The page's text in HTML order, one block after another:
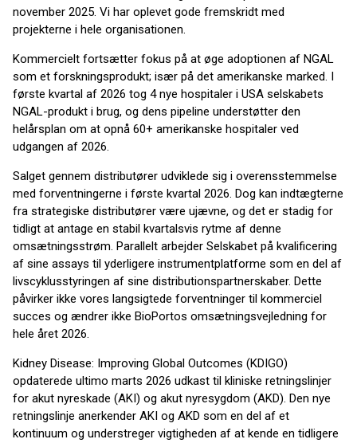
november 2025. Vi har oplevet gode fremskridt med
projekterne i hele organisationen.
Kommercielt fortsætter fokus på at øge adoptionen af NGAL
som et forskningsprodukt; især på det amerikanske marked. I
første kvartal af 2026 tog 4 nye hospitaler i USA selskabets
NGAL-produkt i brug, og dens pipeline understøtter den
helårsplan om at opnå 60+ amerikanske hospitaler ved
udgangen af 2026.
Salget gennem distributører udviklede sig i overensstemmelse
med forventningerne i første kvartal 2026. Dog kan indtægterne
fra strategiske distributører være ujævne, og det er stadig for
tidligt at antage en stabil kvartalsvis rytme af denne
omsætningsstrøm. Parallelt arbejder Selskabet på kvalificering
af sine assays til yderligere instrumentplatforme som en del af
livscyklusstyringen af sine distributionspartnerskaber. Dette
påvirker ikke vores langsigtede forventninger til kommerciel
succes og ændrer ikke BioPortos omsætningsvejledning for
hele året 2026.
Kidney Disease: Improving Global Outcomes (KDIGO)
opdaterede ultimo marts 2026 udkast til kliniske retningslinjer
for akut nyreskade (AKI) og akut nyresygdom (AKD). Den nye
retningslinje anerkender AKI og AKD som en del af et
kontinuum og understreger vigtigheden af at kende en tidligere